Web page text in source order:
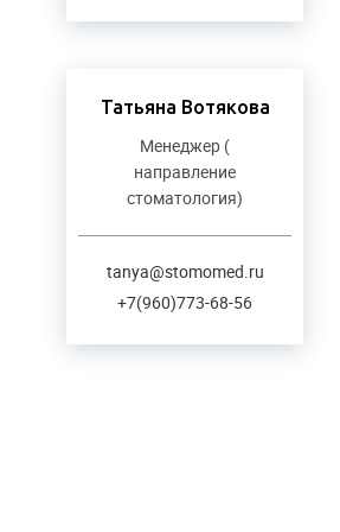
Татьяна Вотякова
Менеджер (
направление
стоматология)
tanya@stomomed.ru
+7(960)773-68-56